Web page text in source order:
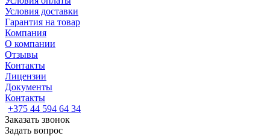
Условия доставки
Гарантия на товар
Компания
О компании
Отзывы
Контакты
Лицензии
Документы
Контакты
+375 44 594 64 34
Заказать звонок
Задать вопрос